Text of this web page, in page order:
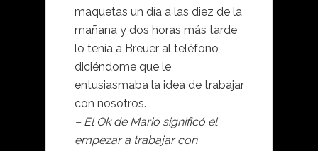
maquetas un día a las diez de la
mañana y dos horas más tarde
lo tenía a Breuer al teléfono
diciéndome que le
entusiasmaba la idea de trabajar
con nosotros.
– El Ok de Mario significó el
empezar a trabajar con